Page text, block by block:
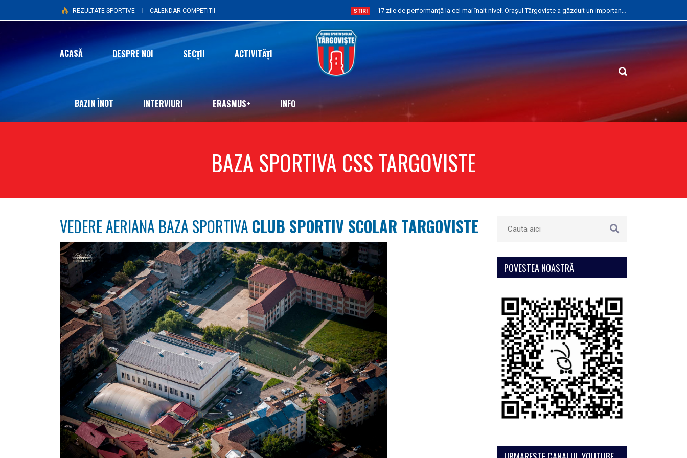
REZULTATE SPORTIVE CALENDAR COMPETITII STIRI 17 zile de performanță la cel mai înalt nivel! Orașul Târgoviște a găzduit un important stagiu internațional la lupte libere
ACASĂ DESPRE NOI SECȚII ACTIVITĂȚI
BAZIN ÎNOT INTERVIURI ERASMUS+ INFO
BAZA SPORTIVA CSS TARGOVISTE
VEDERE AERIANA BAZA SPORTIVA CLUB SPORTIV SCOLAR TARGOVISTE
POVESTEA NOASTRĂ